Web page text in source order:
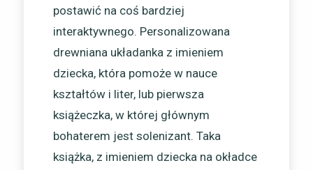
postawić na coś bardziej
interaktywnego. Personalizowana
drewniana układanka z imieniem
dziecka, która pomoże w nauce
kształtów i liter, lub pierwsza
książeczka, w której głównym
bohaterem jest solenizant. Taka
książka, z imieniem dziecka na okładce